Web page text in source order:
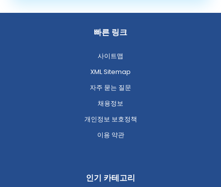
빠른 링크
사이트맵
XML Sitemap
자주 묻는 질문
채용정보
개인정보 보호정책
이용 약관
인기 카테고리